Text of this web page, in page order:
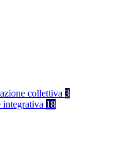
collettiva 3
integrativa 18